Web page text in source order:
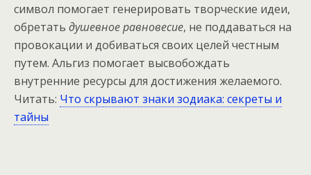
символ помогает генерировать творческие идеи,
обретать душевное равновесие, не поддаваться на
провокации и добиваться своих целей честным
путем. Альгиз помогает высвобождать
внутренние ресурсы для достижения желаемого.
Читать: Что скрывают знаки зодиака: секреты и
тайны